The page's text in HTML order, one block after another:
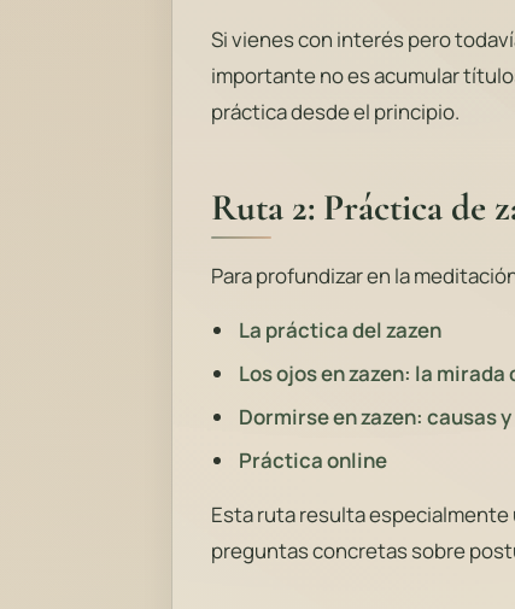
Si vienes con interés pero
importante no es acumular
práctica desde el principio.
Ruta 2: Práctica de
Para profundizar en la
La práctica del zazen
Los ojos en zazen: la
Dormirse en zazen: causas
Práctica online
Esta ruta resulta especialmente
preguntas concretas sobre